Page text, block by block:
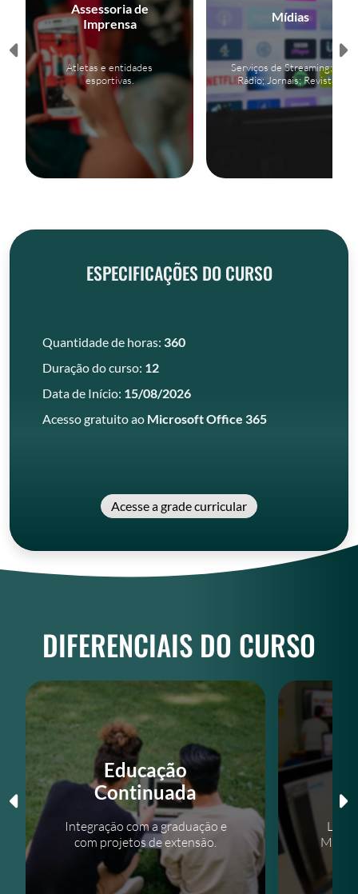
Assessoria de
Imprensa
Atletas e entidades
esportivas.
Mídias
Serviços de Streaming; TV;
Rádio; Jornais; Revistas.
DIFERENCIAIS DO CURSO
Educação
Continuada
Integração com a graduação e
com projetos de extensão.
ESPECIFICAÇÕES DO CURSO
Quantidade de horas: 360
Duração do curso: 12
Data de Início: 15/08/2026
Acesso gratuito ao Microsoft Office 365
Acesse a grade curricular